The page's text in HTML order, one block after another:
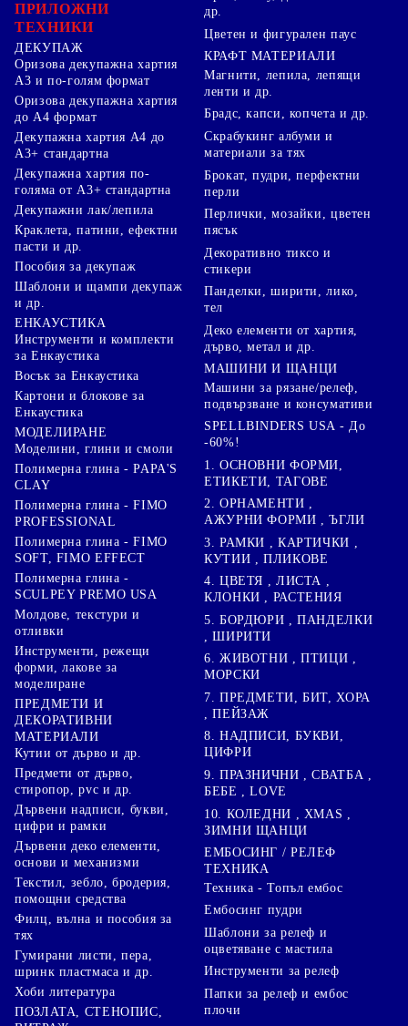
ПРИЛОЖНИ
ТЕХНИКИ
ДЕКУПАЖ
Оризова декупажна хартия
А3 и по-голям формат
Оризова декупажна хартия
до А4 формат
Декупажна хартия А4 до
А3+ стандартна
Декупажна хартия по-
голяма от А3+ стандартна
Декупажни лак/лепила
Краклета, патини, ефектни
пасти и др.
Пособия за декупаж
Шаблони и щампи декупаж
и др.
ЕНКАУСТИКА
Инструменти и комплекти
за Енкаустика
Восък за Енкаустика
Картони и блокове за
Енкаустика
МОДЕЛИРАНЕ
Моделини, глини и смоли
Полимерна глина - PAPA'S
CLAY
Полимерна глина - FIMO
PROFESSIONAL
Полимерна глина - FIMO
SOFT, FIMO EFFECT
Полимерна глина -
SCULPEY PREMO USA
Молдове, текстури и
отливки
Инструменти, режещи
форми, лакове за
моделиране
ПРЕДМЕТИ И
ДЕКОРАТИВНИ
МАТЕРИАЛИ
Кутии от дърво и др.
Предмети от дърво,
стиропор, pvc и др.
Дървени надписи, букви,
цифри и рамки
Дървени деко елементи,
основи и механизми
Текстил, зебло, бродерия,
помощни средства
Филц, вълна и пособия за
тях
Гумирани листи, пера,
шринк пластмаса и др.
Хоби литература
ПОЗЛАТА, СТЕНОПИС,
др.
Цветен и фигурален паус
КРАФТ МАТЕРИАЛИ
Магнити, лепила, лепящи
ленти и др.
Брадс, капси, копчета и др.
Скрабукинг албуми и
материали за тях
Брокат, пудри, перфектни
перли
Перлички, мозайки, цветен
пясък
Декоративно тиксо и
стикери
Панделки, ширити, лико,
тел
Деко елементи от хартия,
дърво, метал и др.
МАШИНИ И ЩАНЦИ
Машини за рязане/релеф,
подвързване и консумативи
SPELLBINDERS USA - До
-60%!
1. ОСНОВНИ ФОРМИ,
ЕТИКЕТИ, ТАГОВЕ
2. ОРНАМЕНТИ ,
АЖУРНИ ФОРМИ , ЪГЛИ
3. РАМКИ , КАРТИЧКИ ,
КУТИИ , ПЛИКОВЕ
4. ЦВЕТЯ , ЛИСТА ,
КЛОНКИ , РАСТЕНИЯ
5. БОРДЮРИ , ПАНДЕЛКИ
, ШИРИТИ
6. ЖИВОТНИ , ПТИЦИ ,
МОРСКИ
7. ПРЕДМЕТИ, БИТ, ХОРА
, ПЕЙЗАЖ
8. НАДПИСИ, БУКВИ,
ЦИФРИ
9. ПРАЗНИЧНИ , СВАТБА ,
БЕБЕ , LOVE
10. КОЛЕДНИ , XMAS ,
ЗИМНИ ЩАНЦИ
ЕМБОСИНГ / РЕЛЕФ
ТЕХНИКА
Техника - Топъл ембос
Ембосинг пудри
Шаблони за релеф и
оцветяване с мастила
Инструменти за релеф
Папки за релеф и ембос
плочи